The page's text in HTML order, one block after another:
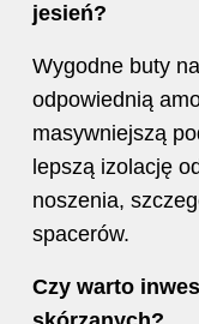
jesień?
Wygodne buty
odpowiednią
masywniejszą
lepszą izolację
noszenia,
spacerów.
Czy warto